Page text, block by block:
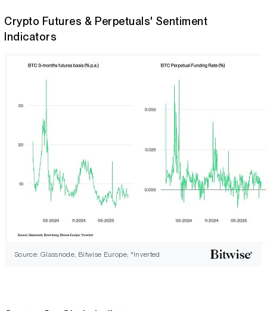
Crypto Futures & Perpetuals' Sentiment
Indicators
Source: Glassnode, Bitwise Europe; *Inverted